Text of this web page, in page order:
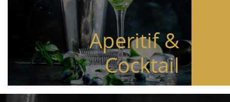
Aperitif &
Cocktail